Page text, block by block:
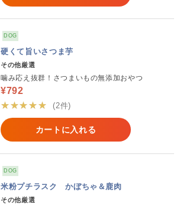
DOG
硬くて旨いさつま芋
その他厳選
噛み応え抜群！さつまいもの無添加おやつ
¥792
★★★★★
(2件)
カートに入れる
DOG
米粉プチラスク かぼちゃ＆鹿肉
その他厳選